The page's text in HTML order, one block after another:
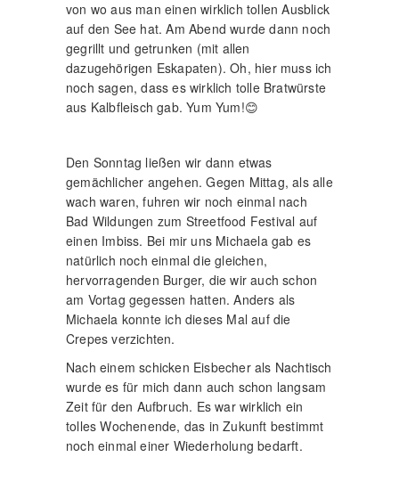
von wo aus man einen wirklich tollen Ausblick
auf den See hat. Am Abend wurde dann noch
gegrillt und getrunken (mit allen
dazugehörigen Eskapaten). Oh, hier muss ich
noch sagen, dass es wirklich tolle Bratwürste
aus Kalbfleisch gab. Yum Yum!😊
Den Sonntag ließen wir dann etwas
gemächlicher angehen. Gegen Mittag, als alle
wach waren, fuhren wir noch einmal nach
Bad Wildungen zum Streetfood Festival auf
einen Imbiss. Bei mir uns Michaela gab es
natürlich noch einmal die gleichen,
hervorragenden Burger, die wir auch schon
am Vortag gegessen hatten. Anders als
Michaela konnte ich dieses Mal auf die
Crepes verzichten.
Nach einem schicken Eisbecher als Nachtisch
wurde es für mich dann auch schon langsam
Zeit für den Aufbruch. Es war wirklich ein
tolles Wochenende, das in Zukunft bestimmt
noch einmal einer Wiederholung bedarft.